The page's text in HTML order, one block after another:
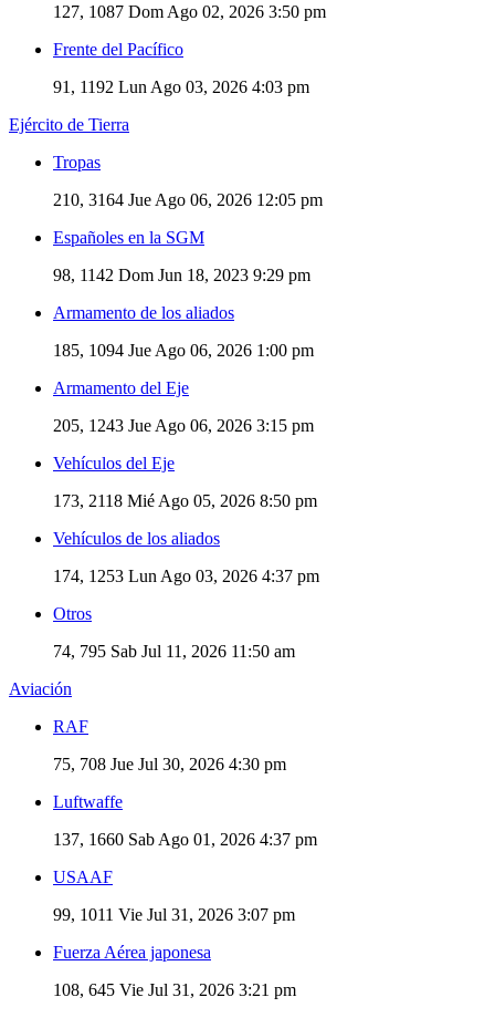
127, 1087 Dom Ago 02, 2026 3:50 pm
Frente del Pacífico
91, 1192 Lun Ago 03, 2026 4:03 pm
Ejército de Tierra
Tropas
210, 3164 Jue Ago 06, 2026 12:05 pm
Españoles en la SGM
98, 1142 Dom Jun 18, 2023 9:29 pm
Armamento de los aliados
185, 1094 Jue Ago 06, 2026 1:00 pm
Armamento del Eje
205, 1243 Jue Ago 06, 2026 3:15 pm
Vehículos del Eje
173, 2118 Mié Ago 05, 2026 8:50 pm
Vehículos de los aliados
174, 1253 Lun Ago 03, 2026 4:37 pm
Otros
74, 795 Sab Jul 11, 2026 11:50 am
Aviación
RAF
75, 708 Jue Jul 30, 2026 4:30 pm
Luftwaffe
137, 1660 Sab Ago 01, 2026 4:37 pm
USAAF
99, 1011 Vie Jul 31, 2026 3:07 pm
Fuerza Aérea japonesa
108, 645 Vie Jul 31, 2026 3:21 pm